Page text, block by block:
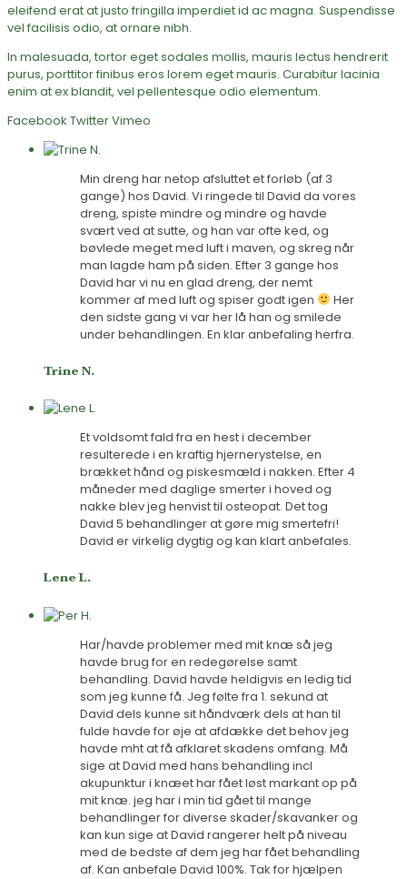
eleifend erat at justo fringilla imperdiet id ac magna. Suspendisse
vel facilisis odio, at ornare nibh.
In malesuada, tortor eget sodales mollis, mauris lectus hendrerit
purus, porttitor finibus eros lorem eget mauris. Curabitur lacinia
enim at ex blandit, vel pellentesque odio elementum.
Facebook TwitterVimeo
Min dreng har netop afsluttet et forløb (af 3
gange) hos David. Vi ringede til David da vores
dreng, spiste mindre og mindre og havde
svært ved at sutte, og han var ofte ked, og
bøvlede meget med luft i maven, og skreg når
man lagde ham på siden. Efter 3 gange hos
David har vi nu en glad dreng, der nemt
kommer af med luft og spiser godt igen
Her
den sidste gang vi var her lå han og smilede
under behandlingen. En klar anbefaling herfra.
Trine N.
Et voldsomt fald fra en hest i december
resulterede i en kraftig hjernerystelse, en
brækket hånd og piskesmæld i nakken. Efter 4
måneder med daglige smerter i hoved og
nakke blev jeg henvist til osteopat. Det tog
David 5 behandlinger at gøre mig smertefri!
David er virkelig dygtig og kan klart anbefales.
Lene L.
Har/havde problemer med mit knæ så jeg
havde brug for en redegørelse samt
behandling. David havde heldigvis en ledig tid
som jeg kunne få. Jeg følte fra 1. sekund at
David dels kunne sit håndværk dels at han til
fulde havde for øje at afdække det behov jeg
havde mht at få afklaret skadens omfang. Må
sige at David med hans behandling incl
akupunktur i knæet har fået løst markant op på
mit knæ. jeg har i min tid gået til mange
behandlinger for diverse skader/skavanker og
kan kun sige at David rangerer helt på niveau
med de bedste af dem jeg har fået behandling
af. Kan anbefale David 100%. Tak for hjælpen